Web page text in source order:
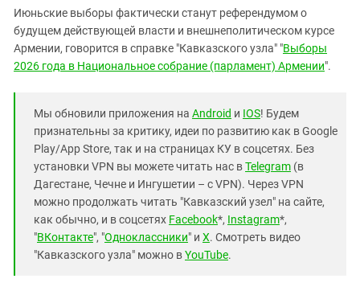
Июньские выборы фактически станут референдумом о
будущем действующей власти и внешнеполитическом курсе
Армении, говорится в справке "Кавказского узла" "Выборы
2026 года в Национальное собрание (парламент) Армении".
Мы обновили приложения на Android и IOS! Будем
признательны за критику, идеи по развитию как в Google
Play/App Store, так и на страницах КУ в соцсетях. Без
установки VPN вы можете читать нас вTelegram (в
Дагестане, Чечне и Ингушетии – с VPN). Через VPN
можно продолжать читать "Кавказский узел" на сайте,
как обычно, и в соцсетях Facebook*, Instagram*,
"ВКонтакте", "Одноклассники" и X. Смотреть видео
"Кавказского узла" можно вYouTube.